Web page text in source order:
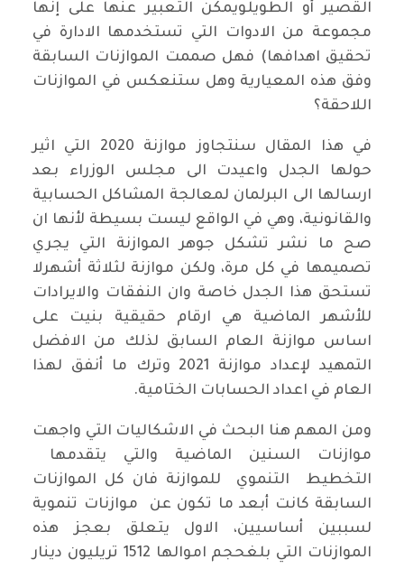
القصير أو الطويلويمكن التعبير عنها على إنها
مجموعة من الادوات التي تستخدمها الادارة في
تحقيق اهدافها) فهل صممت الموازنات السابقة
وفق هذه المعيارية وهل ستنعكس في الموازنات
اللاحقة؟
في هذا المقال سنتجاوز موازنة 2020 التي اثير
حولها الجدل واعيدت الى مجلس الوزراء بعد
ارسالها الى البرلمان لمعالجة المشاكل الحسابية
والقانونية، وهي في الواقع ليست بسيطة لأنها ان
صح ما نشر تشكل جوهر الموازنة التي يجري
تصميمها في كل مرة، ولكن موازنة لثلاثة أشهرلا
تستحق هذا الجدل خاصة وان النفقات والايرادات
للأشهر الماضية هي ارقام حقيقية بنيت على
اساس موازنة العام السابق لذلك من الافضل
التمهيد لإعداد موازنة 2021 وترك ما أنفق لهذا
العام في اعداد الحسابات الختامية.
ومن المهم هنا البحث في الاشكاليات التي واجهت
موازنات السنين الماضية والتي يتقدمها
التخطيط التنموي للموازنة فان كل الموازنات
السابقة كانت أبعد ما تكون عن موازنات تنموية
لسببين أساسيين، الاول يتعلق بعجز هذه
الموازنات التي بلغحجم اموالها 1512 تريليون دينار